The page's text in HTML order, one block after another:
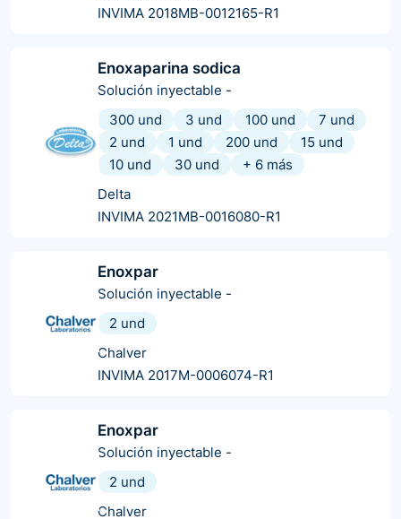
INVIMA 2018MB-0012165-R1
Enoxaparina sodica
Solución inyectable -
300 und
3 und 100 und
7 und
2 und
1 und 200 und
15 und
10 und
30 und + 6 más
Delta
INVIMA 2021MB-0016080-R1
Enoxpar
Solución inyectable -
2 und
Chalver
INVIMA 2017M-0006074-R1
Enoxpar
Solución inyectable -
2 und
Chalver